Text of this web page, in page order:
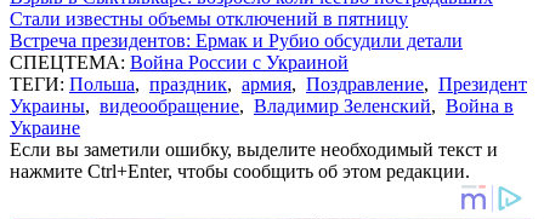
Стали известны объемы отключений в пятницу
Встреча президентов: Ермак и Рубио обсудили детали
СПЕЦТЕМА: Война России с Украиной
ТЕГИ: Польша, праздник, армия, Поздравление, Президент
Украины, видеообращение, Владимир Зеленский, Война в
Украине
Если вы заметили ошибку, выделите необходимый текст и
нажмите Ctrl+Enter, чтобы сообщить об этом редакции.